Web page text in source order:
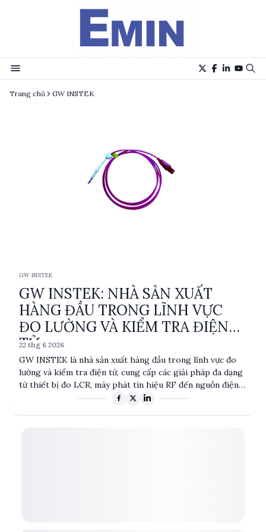
Trang chủ GW INSTEK
GW INSTEK
GW INSTEK: NHÀ SẢN XUẤT
HÀNG ĐẦU TRONG LĨNH VỰC
ĐO LƯỜNG VÀ KIỂM TRA ĐIỆN
TỬ
22 thg 6 2026
GW INSTEK là nhà sản xuất hàng đầu trong lĩnh vực đo
lường và kiểm tra điện tử, cung cấp các giải pháp đa dạng
từ thiết bị đo LCR, máy phát tín hiệu RF đến nguồn điện
DC. Với sự chú trọng vào chất lượng và độ chính xác, sản